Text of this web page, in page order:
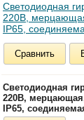
Светодиодная
220В,
IP65,
Сравнить
Светодиодная
220В,
IP65,